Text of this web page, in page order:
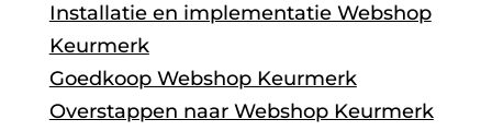
Installatie en implementatie Webshop
Keurmerk
Goedkoop Webshop Keurmerk
Overstappen naar Webshop Keurmerk